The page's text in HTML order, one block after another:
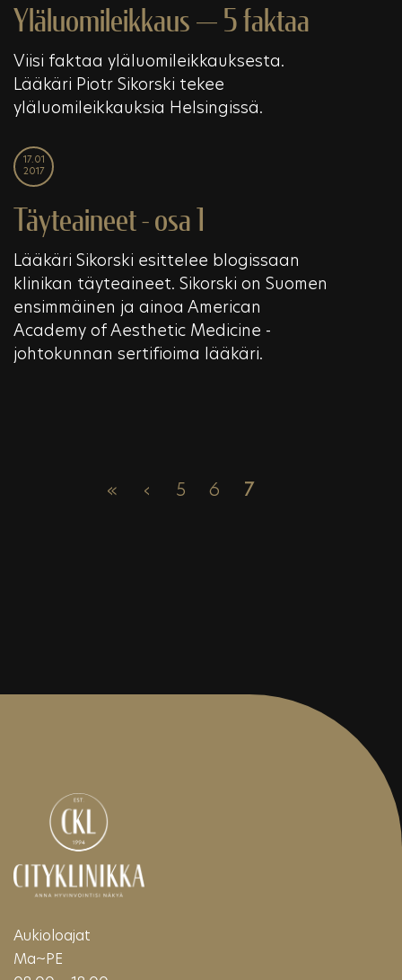
Yläluomileikkaus — 5 faktaa
Viisi faktaa yläluomileikkauksesta.
Lääkäri Piotr Sikorski tekee
yläluomileikkauksia Helsingissä.
17.01
2017
Täyteaineet - osa 1
Lääkäri Sikorski esittelee blogissaan
klinikan täyteaineet. Sikorski on Suomen
ensimmäinen ja ainoa American
Academy of Aesthetic Medicine -
johtokunnan sertifioima lääkäri.
« ‹ 5 6 7
Aukioloajat
Ma~PE